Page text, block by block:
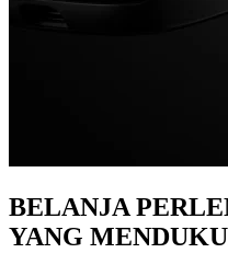
BELANJA
YANG